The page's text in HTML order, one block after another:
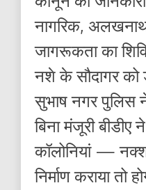
नागरिक,
जागरूकता का
नशे के सौदागर को
सुभाष नगर पुलिस ने
बिना मंजूरी बीडीए
कॉलोनियां —
निर्माण कराया तो